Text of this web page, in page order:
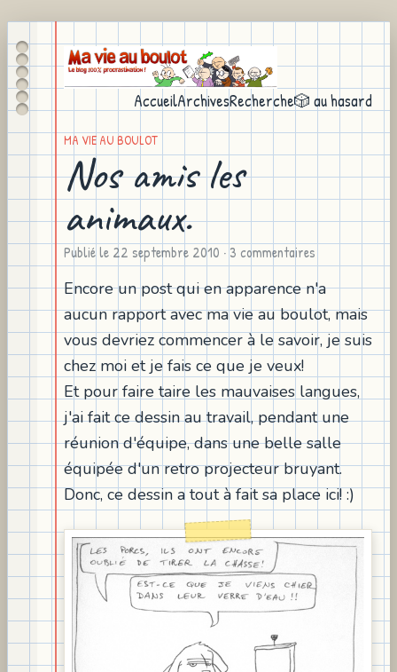
AccueilArchivesRecherche🎲 au hasard
MA VIE AU BOULOT
Nos amis les
animaux.
Publié le 22 septembre 2010 · 3 commentaires
Encore un post qui en apparence n'a
aucun rapport avec ma vie au boulot, mais
vous devriez commencer à le savoir, je suis
chez moi et je fais ce que je veux!
Et pour faire taire les mauvaises langues,
j'ai fait ce dessin au travail, pendant une
réunion d'équipe, dans une belle salle
équipée d'un retro projecteur bruyant.
Donc, ce dessin a tout à fait sa place ici! :)